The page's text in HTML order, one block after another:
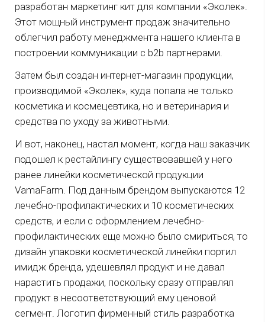
разработан маркетинг кит для компании «Эколек».
Этот мощный инструмент продаж значительно
облегчил работу менеджмента нашего клиента в
построении коммуникации с b2b партнерами.
Затем был создан интернет-магазин продукции,
производимой «Эколек», куда попала не только
косметика и космецевтика, но и ветеринария и
средства по уходу за животными.
И вот, наконец, настал момент, когда наш заказчик
подошел к рестайлингу существовавшей у него
ранее линейки косметической продукции
VamaFarm. Под данным брендом выпускаются 12
лечебно-профилактических и 10 косметических
средств, и если с оформлением лечебно-
профилактических еще можно было смириться, то
дизайн упаковки косметической линейки портил
имидж бренда, удешевлял продукт и не давал
нарастить продажи, поскольку сразу отправлял
продукт в несоответствующий ему ценовой
сегмент. Логотип фирменный стиль разработка